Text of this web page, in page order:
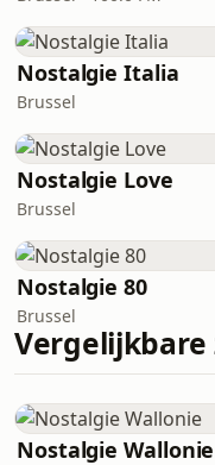
Nostalgie Italia
Brussel
Nostalgie Love
Brussel
Nostalgie 80
Brussel
Vergelijkbare
Nostalgie Wallonie